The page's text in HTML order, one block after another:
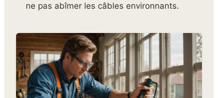
ne pas abîmer les câbles environnants.